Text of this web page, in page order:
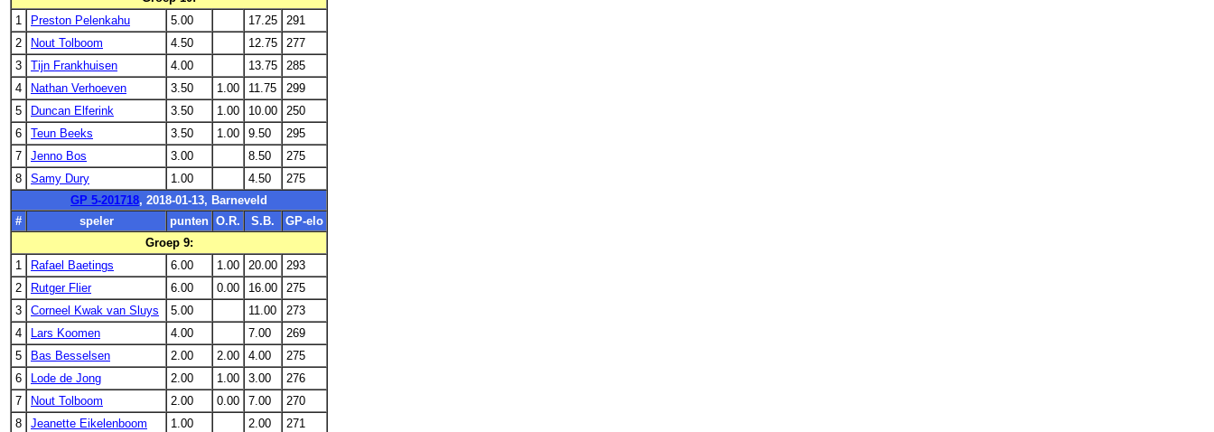
1
Preston Pelenkahu 5.00 17.25
291
2
Nout Tolboom 4.50 12.75
277
3
Tijn Frankhuisen 4.00 13.75
285
4
Nathan Verhoeven 3.50 1.00 11.75
299
5
Duncan Elferink 3.50 1.00 10.00
250
6
Teun Beeks 3.50 1.00 9.50
295
7
Jenno Bos 3.00 8.50
275
8
Samy Dury 1.00 4.50
275
GP 5-201718, 2018-01-13, Barneveld
#
speler punten O.R. S.B.
GP-elo
Groep 9:
1
Rafael Baetings 6.00 1.00 20.00
293
2
Rutger Flier 6.00 0.00 16.00
275
3
Corneel Kwak van Sluys 5.00 11.00
273
4
Lars Koomen 4.00 7.00
269
5
Bas Besselsen 2.00 2.00 4.00
275
6
Lode de Jong 2.00 1.00 3.00
276
7
Nout Tolboom 2.00 0.00 7.00
270
8
Jeanette Eikelenboom 1.00 2.00
271